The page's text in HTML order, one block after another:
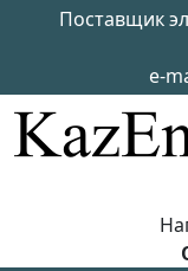
Skip to main content
Поставщик
e-